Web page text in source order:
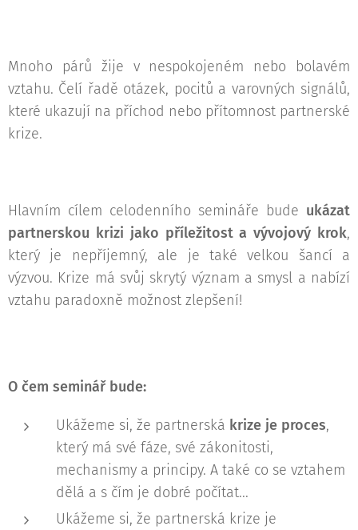
Mnoho párů žije v nespokojeném nebo bolavém
vztahu. Čelí řadě otázek, pocitů a varovných signálů,
které ukazují na příchod nebo přítomnost partnerské
krize.
Hlavním cílem celodenního semináře bude ukázat
partnerskou krizi jako příležitost a vývojový krok,
který je nepříjemný, ale je také velkou šancí a
výzvou. Krize má svůj skrytý význam a smysl a nabízí
vztahu paradoxně možnost zlepšení!
O čem seminář bude:
Ukážeme si, že partnerská krize je proces,
který má své fáze, své zákonitosti,
mechanismy a principy. A také co se vztahem
dělá a s čím je dobré počítat...
Ukážeme si, že partnerská krize je